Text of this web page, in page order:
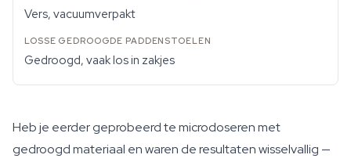
Vers, vacuumverpakt
Gedroogd, vaak los in zakjes
Heb je eerder geprobeerd te microdoseren met
gedroogd materiaal en waren de resultaten wisselvallig —